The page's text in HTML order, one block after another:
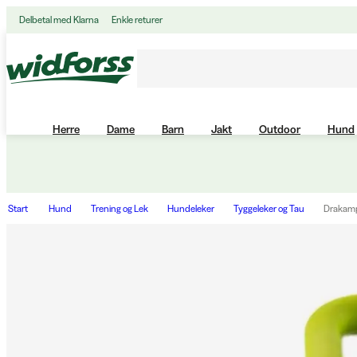
Delbetal med Klarna Enkle returer
Herre Dame Barn Jakt Outdoor Hund
Start Hund Trening og Lek Hundeleker Tyggeleker og Tau